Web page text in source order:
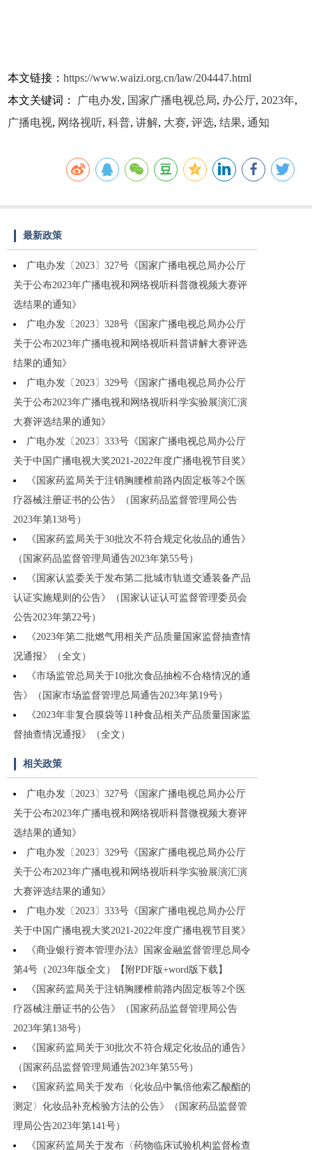
本文链接：https://www.waizi.org.cn/law/204447.html
本文关键词：
广电办发, 国家广播电视总局, 办公厅, 2023年,
广播电视, 网络视听,科普,讲解, 大赛,评选,结果,通知
最新政策
广电办发〔2023〕327号《国家广播电视总局办公厅
关于公布2023年广播电视和网络视听科普微视频大赛评
选结果的通知》
广电办发〔2023〕328号《国家广播电视总局办公厅
关于公布2023年广播电视和网络视听科普讲解大赛评选
结果的通知》
广电办发〔2023〕329号《国家广播电视总局办公厅
关于公布2023年广播电视和网络视听科学实验展演汇演
大赛评选结果的通知》
广电办发〔2023〕333号《国家广播电视总局办公厅
关于中国广播电视大奖2021-2022年度广播电视节目奖》
《国家药监局关于注销胸腰椎前路内固定板等2个医
疗器械注册证书的公告》（国家药品监督管理局公告
2023年第138号）
《国家药监局关于30批次不符合规定化妆品的通告》
（国家药品监督管理局通告2023年第55号）
《国家认监委关于发布第二批城市轨道交通装备产品
认证实施规则的公告》（国家认证认可监督管理委员会
公告2023年第22号）
《2023年第二批燃气用相关产品质量国家监督抽查情
况通报》（全文）
《市场监管总局关于10批次食品抽检不合格情况的通
告》（国家市场监督管理总局通告2023年第19号）
《2023年非复合膜袋等11种食品相关产品质量国家监
督抽查情况通报》（全文）
相关政策
广电办发〔2023〕327号《国家广播电视总局办公厅
关于公布2023年广播电视和网络视听科普微视频大赛评
选结果的通知》
广电办发〔2023〕329号《国家广播电视总局办公厅
关于公布2023年广播电视和网络视听科学实验展演汇演
大赛评选结果的通知》
广电办发〔2023〕333号《国家广播电视总局办公厅
关于中国广播电视大奖2021-2022年度广播电视节目奖》
《商业银行资本管理办法》国家金融监督管理总局令
第4号（2023年版全文）【附PDF版+word版下载】
《国家药监局关于注销胸腰椎前路内固定板等2个医
疗器械注册证书的公告》（国家药品监督管理局公告
2023年第138号）
《国家药监局关于30批次不符合规定化妆品的通告》
（国家药品监督管理局通告2023年第55号）
《国家药监局关于发布〈化妆品中氯倍他索乙酸酯的
测定〉化妆品补充检验方法的公告》（国家药品监督管
理局公告2023年第141号）
《国家药监局关于发布〈药物临床试验机构监督检查